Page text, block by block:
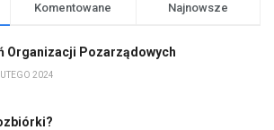
Komentowane Najnowsze
Organizacji Pozarządowych
2024